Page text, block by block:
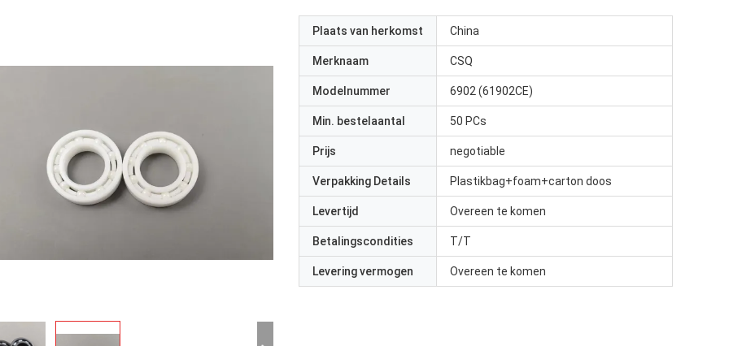
Plaats van herkomst China
Merknaam CSQ
Modelnummer 6902 (61902CE)
Min. bestelaantal 50 PCs
Prijs negotiable
Verpakking Details Plastikbag+foam+carton doos
Levertijd Overeen te komen
Betalingscondities T/T
Levering vermogen Overeen te komen